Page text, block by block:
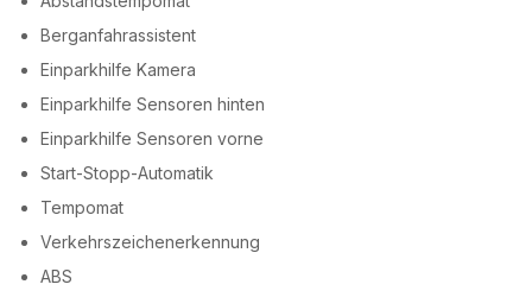
Berganfahrassistent
Einparkhilfe Kamera
Einparkhilfe Sensoren hinten
Einparkhilfe Sensoren vorne
Start-Stopp-Automatik
Tempomat
Verkehrszeichenerkennung
ABS